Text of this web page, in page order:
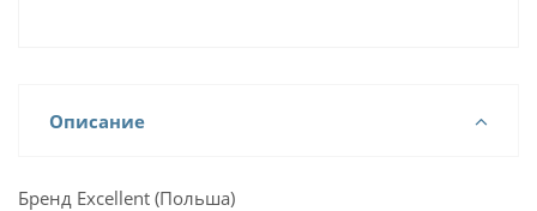
Описание
Бренд Excellent (Польша)